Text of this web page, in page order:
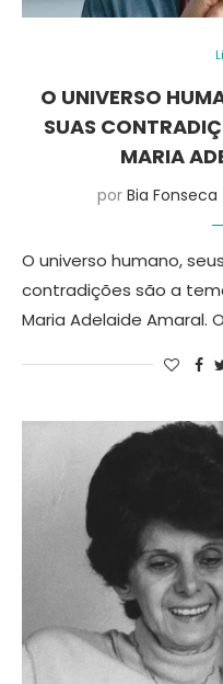
O UNIVERSO
SUAS
MARIA
por Bia Fonseca
O universo humano,
contradições são a
Maria Adelaide Amaral.